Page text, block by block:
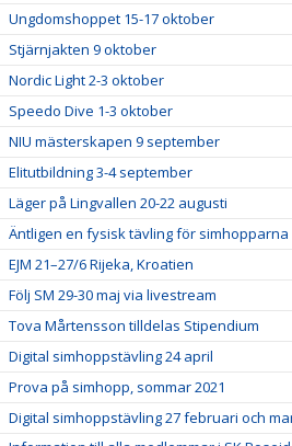
Ungdomshoppet 15-17 oktober
Stjärnjakten 9 oktober
Nordic Light 2-3 oktober
Speedo Dive 1-3 oktober
NIU mästerskapen 9 september
Elitutbildning 3-4 september
Läger på Lingvallen 20-22 augusti
Äntligen en fysisk tävling för simhopparna
EJM 21–27/6 Rijeka, Kroatien
Följ SM 29-30 maj via livestream
Tova Mårtensson tilldelas Stipendium
Digital simhoppstävling 24 april
Prova på simhopp, sommar 2021
Digital simhoppstävling 27 februari och